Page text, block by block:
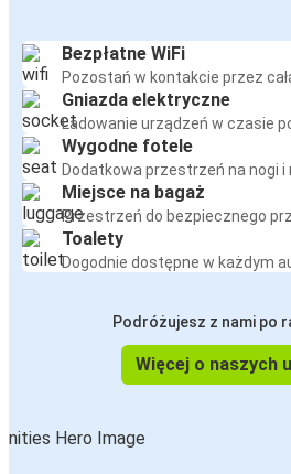
Bezpłatne WiFi
Pozostań w kontakcie przez
Gniazda elektryczne
Ładowanie urządzeń w czasie
Wygodne fotele
Dodatkowa przestrzeń na nogi i
Miejsce na bagaż
Przestrzeń do bezpiecznego
Toalety
Dogodnie dostępne w każdym
Podróżujesz z nami po
Więcej o naszych